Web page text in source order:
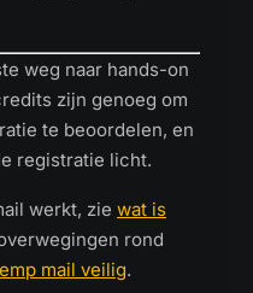
weg naar hands-on
zijn genoeg om
te beoordelen, en
registratie licht.
werkt, zie wat is
rond
mail veilig.